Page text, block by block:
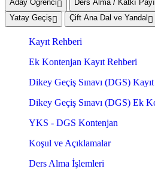
Aday Öğrenci Ders Alma / Katkı Payı
Yatay Geçiş
Çift Ana Dal ve Yandal
Kayıt Rehberi
Ek Kontenjan Kayıt Rehberi
Dikey Geçiş Sınavı (DGS)
Dikey Geçiş Sınavı (DGS) Ek
YKS - DGS Kontenjan
Koşul ve Açıklamalar
Ders Alma İşlemleri